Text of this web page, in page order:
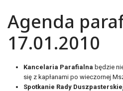
Agenda
17.01.2010
Kancelaria Parafialna będzie
się z kapłanami po wieczornej
Spotkanie Rady